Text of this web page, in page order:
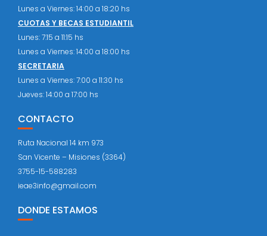
Lunes a Viernes: 14:00 a 18:20 hs
CUOTAS Y BECAS ESTUDIANTIL
Lunes: 7:15 a 11:15 hs
Lunes a Viernes: 14:00 a 18:00 hs
SECRETARIA
Lunes a Viernes: 7:00 a 11:30 hs
Jueves: 14:00 a 17:00 hs
CONTACTO
Ruta Nacional 14 km 973
San Vicente – Misiones (3364)
3755-15-588283
ieae3info@gmail.com
DONDE ESTAMOS